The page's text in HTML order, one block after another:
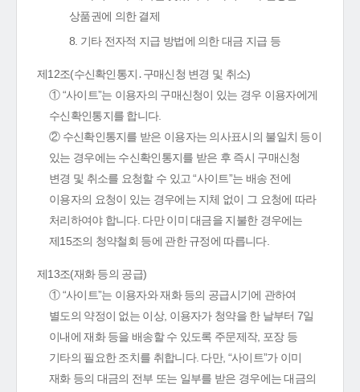
상품권에 의한 결제
8. 기타 전자적 지급 방법에 의한 대금 지급 등
제12조(수신확인통지․구매신청 변경 및 취소)
① “사이트”는 이용자의 구매신청이 있는 경우 이용자에게
수신확인통지를 합니다.
② 수신확인통지를 받은 이용자는 의사표시의 불일치 등이
있는 경우에는 수신확인통지를 받은 후 즉시 구매신청
변경 및 취소를 요청할 수 있고 “사이트”는 배송 전에
이용자의 요청이 있는 경우에는 지체 없이 그 요청에 따라
처리하여야 합니다. 다만 이미 대금을 지불한 경우에는
제15조의 청약철회 등에 관한 규정에 따릅니다.
제13조(재화 등의 공급)
① “사이트”는 이용자와 재화 등의 공급시기에 관하여
별도의 약정이 없는 이상, 이용자가 청약을 한 날부터 7일
이내에 재화 등을 배송할 수 있도록 주문제작, 포장 등
기타의 필요한 조치를 취합니다. 다만, “사이트”가 이미
재화 등의 대금의 전부 또는 일부를 받은 경우에는 대금의